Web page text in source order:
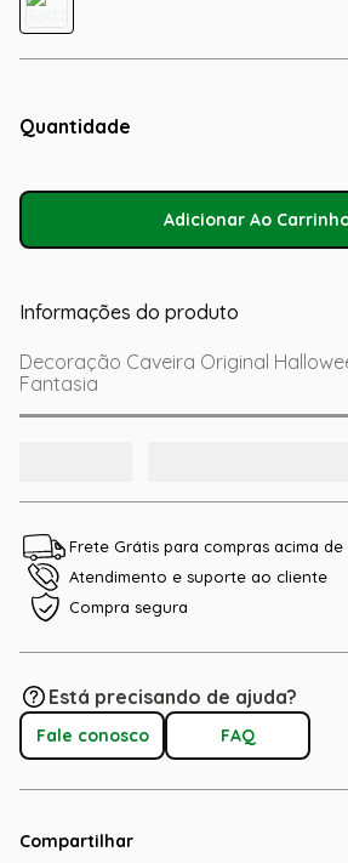
Quantidade
Adicionar Ao
Informações do produto
Decoração Caveira Original
Fantasia
Frete Grátis para compras acima de
Atendimento e suporte ao cliente
Compra segura
Está precisando de ajuda?
Fale conosco FAQ
Compartilhar